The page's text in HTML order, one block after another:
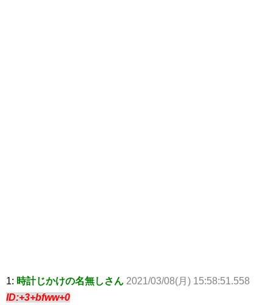
1: 時計じかけの名無しさん 2021/03/08(月) 15:58:51.558
ID:+3+bfww+0